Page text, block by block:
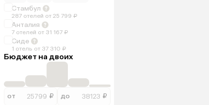
Стамбул
287 отелей от 25 799 ₽
Анталия
7 отелей от 31 167 ₽
Сиде
1 отель от 37 310 ₽
Бюджет на двоих
от ₽ до ₽